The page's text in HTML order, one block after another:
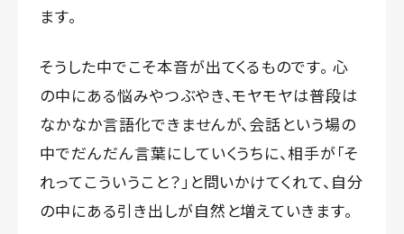
ます。
そうした中でこそ本音が出てくるものです。 心
の中にある悩みやつぶやき、モヤモヤは普段は
なかなか言語化できませんが、会話という場の
中でだんだん言葉にしていくうちに、相手が「そ
れってこういうこと？」と問いかけてくれて、自分
の中にある引き出しが自然と増えていきます。